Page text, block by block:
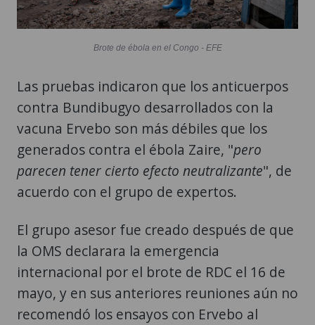
Brote de ébola en el Congo - EFE
Las pruebas indicaron que los anticuerpos
contra Bundibugyo desarrollados con la
vacuna Ervebo son más débiles que los
generados contra el ébola Zaire, "pero
parecen tener cierto efecto neutralizante", de
acuerdo con el grupo de expertos.
El grupo asesor fue creado después de que
la OMS declarara la emergencia
internacional por el brote de RDC el 16 de
mayo, y en sus anteriores reuniones aún no
recomendó los ensayos con Ervebo al